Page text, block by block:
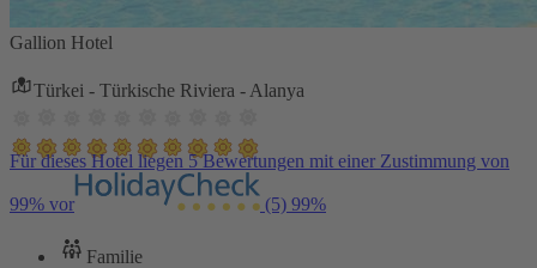
Gallion Hotel
Türkei - Türkische Riviera - Alanya
Für dieses Hotel liegen 5 Bewertungen mit einer Zustimmung von
99% vor (5) 99%
Familie